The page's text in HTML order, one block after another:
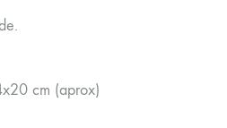
cm (aprox)